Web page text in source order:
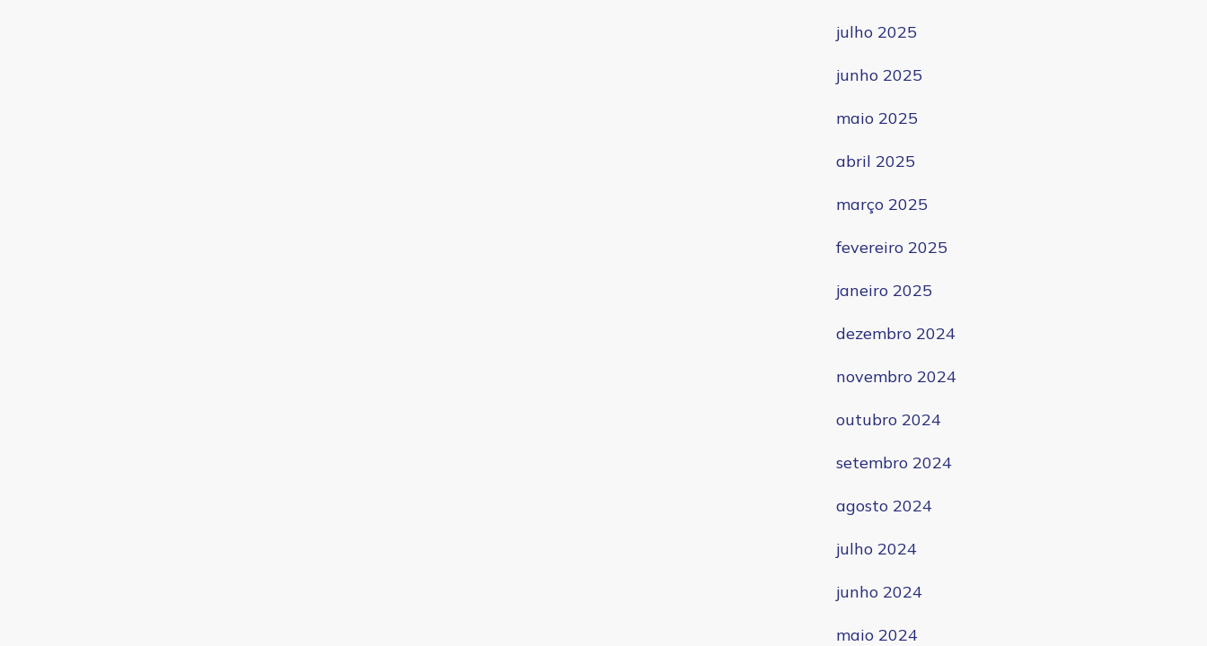
julho 2025
junho 2025
maio 2025
abril 2025
março 2025
fevereiro 2025
janeiro 2025
dezembro 2024
novembro 2024
outubro 2024
setembro 2024
agosto 2024
julho 2024
junho 2024
maio 2024